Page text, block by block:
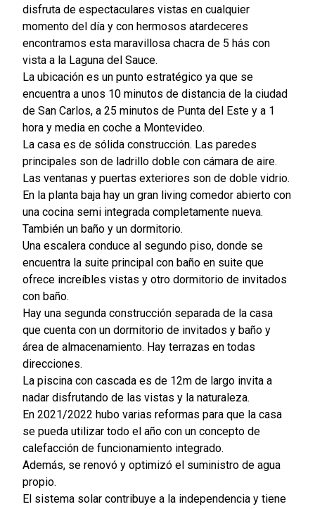
disfruta de espectaculares vistas en cualquier
momento del día y con hermosos atardeceres
encontramos esta maravillosa chacra de 5 hás con
vista a la Laguna del Sauce.
La ubicación es un punto estratégico ya que se
encuentra a unos 10 minutos de distancia de la ciudad
de San Carlos, a 25 minutos de Punta del Este y a 1
hora y media en coche a Montevideo.
La casa es de sólida construcción. Las paredes
principales son de ladrillo doble con cámara de aire.
Las ventanas y puertas exteriores son de doble vidrio.
En la planta baja hay un gran living comedor abierto con
una cocina semi integrada completamente nueva.
También un baño y un dormitorio.
Una escalera conduce al segundo piso, donde se
encuentra la suite principal con baño en suite que
ofrece increíbles vistas y otro dormitorio de invitados
con baño.
Hay una segunda construcción separada de la casa
que cuenta con un dormitorio de invitados y baño y
área de almacenamiento. Hay terrazas en todas
direcciones.
La piscina con cascada es de 12m de largo invita a
nadar disfrutando de las vistas y la naturaleza.
En 2021/2022 hubo varias reformas para que la casa
se pueda utilizar todo el año con un concepto de
calefacción de funcionamiento integrado.
Además, se renovó y optimizó el suministro de agua
propio.
El sistema solar contribuye a la independencia y tiene